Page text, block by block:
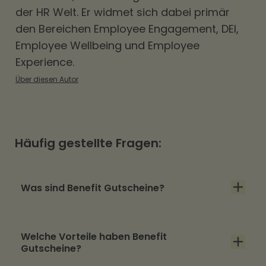
der HR Welt. Er widmet sich dabei primär
den Bereichen Employee Engagement, DEI,
Employee Wellbeing und Employee
Experience.
Über diesen Autor
Häufig gestellte Fragen:
Was sind Benefit Gutscheine?
Arbeitgebenden, die in Gutscheinform
Welche Vorteile haben Benefit
Gutscheine?